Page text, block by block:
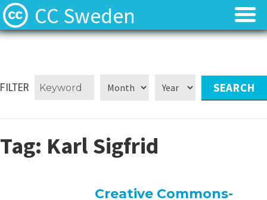
CC Sweden
Nyheter
Nyheter
FILTER
Tag: Karl Sigfrid
Creative Commons-